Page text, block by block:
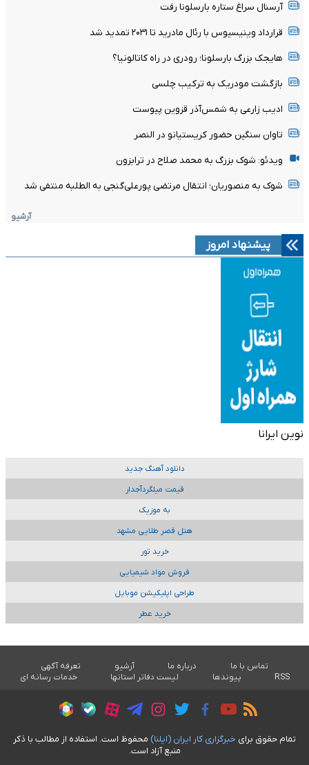
آرسنال سراغ ستاره بارسلونا رفت
قرارداد وینیسیوس با رئال مادرید تا ۲۰۳۱ تمدید شد
هایجک بزرگ بارسلونا؛ رودری در راه کاتالونیا؟
بازگشت مودریک به ترکیب چلسی
ادیب زارعی به شمس‌آذر قزوین پیوست
تاوان سنگین حضور کریستیانو در النصر
ویدئو: شوک بزرگ به محمد صلاح در ترابزون
شوک به منصوریان؛ انتقال مرتضی پورعلی‌گنجی به الطلبه منتفی شد
آرشیو
پیشنهاد امروز
نوین ایرانا
دانلود آهنگ جدید
قیمت میلگردآجدار
به موزیک
هتل قصر طلایی مشهد
خرید تور
فروش مواد شیمیایی
طراحی اپلیکیشن موبایل
خرید عطر
تماس با ما درباره ما آرشیو
تعرفه آگهی
RSS
پیوندها لیست دفاتر استانها خدمات رسانه ای
تمام حقوق برای خبرگزاری کار ايران (ايلنا) محفوظ است. استفاده از مطالب با ذکر
منبع آزاد است.